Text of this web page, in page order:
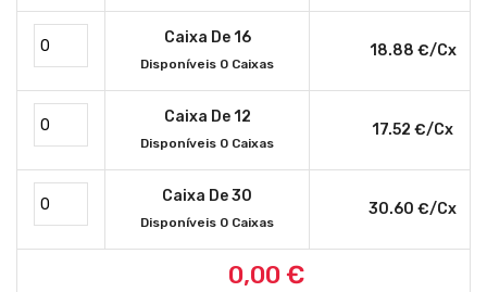
Caixa De 16
Disponíveis 0 Caixas
18.88 €/cx
Caixa De 12
Disponíveis 0 Caixas
17.52 €/cx
Caixa De 30
Disponíveis 0 Caixas
30.60 €/cx
0,00 €